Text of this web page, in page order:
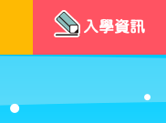
入學資訊